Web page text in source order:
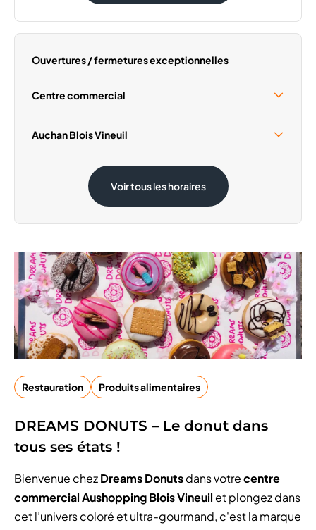
Ouvertures / fermetures exceptionnelles
Centre commercial
Samedi 15 Août
Auchan Blois Vineuil
Samedi 15 Août 08:30 - 19:30
Voir tous les horaires
Restauration Produits alimentaires
DREAMS DONUTS – Le donut dans
tous ses états !
Bienvenue chezDreams Donutsdans votrecentre
commercial Aushopping Blois Vineuilet plongez dans
cet l’univers coloré et ultra-gourmand, c'est la marque